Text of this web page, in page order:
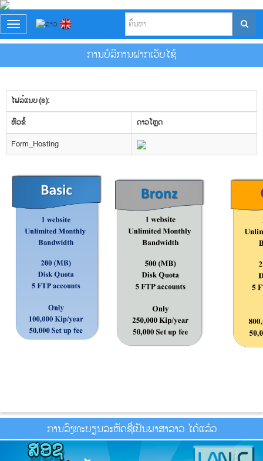
T
o
g
l
n
a
v
i
g
a
t
ການບໍລິການຝາກເວັບໄຊ້
ໄຟລ໌ແນບ (s):
​ຫົວ​ຂໍ້
ດາວ​ໂຫຼດ
Form_Hosting
ການລົງທະບຽນລະຫັດຊື່ເປັນພາສາລາວ ໄດ້ແລ້ວ